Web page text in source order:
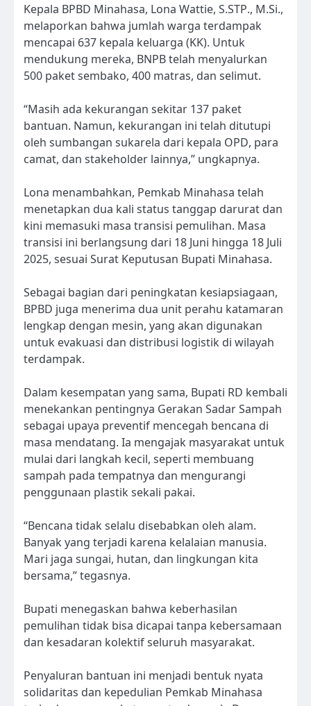
Kepala BPBD Minahasa, Lona Wattie, S.STP., M.Si.,
melaporkan bahwa jumlah warga terdampak
mencapai 637 kepala keluarga (KK). Untuk
mendukung mereka, BNPB telah menyalurkan
500 paket sembako, 400 matras, dan selimut.
“Masih ada kekurangan sekitar 137 paket
bantuan. Namun, kekurangan ini telah ditutupi
oleh sumbangan sukarela dari kepala OPD, para
camat, dan stakeholder lainnya,” ungkapnya.
Lona menambahkan, Pemkab Minahasa telah
menetapkan dua kali status tanggap darurat dan
kini memasuki masa transisi pemulihan. Masa
transisi ini berlangsung dari 18 Juni hingga 18 Juli
2025, sesuai Surat Keputusan Bupati Minahasa.
Sebagai bagian dari peningkatan kesiapsiagaan,
BPBD juga menerima dua unit perahu katamaran
lengkap dengan mesin, yang akan digunakan
untuk evakuasi dan distribusi logistik di wilayah
terdampak.
Dalam kesempatan yang sama, Bupati RD kembali
menekankan pentingnya Gerakan Sadar Sampah
sebagai upaya preventif mencegah bencana di
masa mendatang. Ia mengajak masyarakat untuk
mulai dari langkah kecil, seperti membuang
sampah pada tempatnya dan mengurangi
penggunaan plastik sekali pakai.
“Bencana tidak selalu disebabkan oleh alam.
Banyak yang terjadi karena kelalaian manusia.
Mari jaga sungai, hutan, dan lingkungan kita
bersama,” tegasnya.
Bupati menegaskan bahwa keberhasilan
pemulihan tidak bisa dicapai tanpa kebersamaan
dan kesadaran kolektif seluruh masyarakat.
Penyaluran bantuan ini menjadi bentuk nyata
solidaritas dan kepedulian Pemkab Minahasa